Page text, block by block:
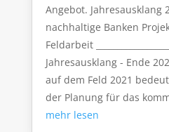
Angebot. Jahresausklang
nachhaltige Banken
Feldarbeit
Jahresausklang - Ende
auf dem Feld 2021
der Planung für das
mehr lesen